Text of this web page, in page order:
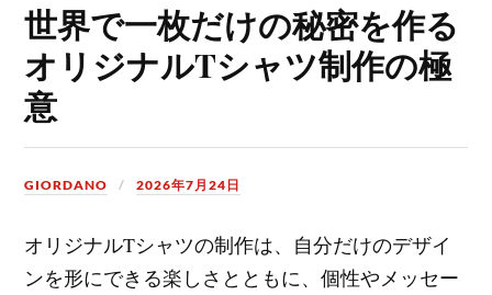
世界で一枚だけの秘密を作る
オリジナルTシャツ制作の極
意
GIORDANO 2026年7月24日
オリジナルTシャツの制作は、自分だけのデザイ
ンを形にできる楽しさとともに、個性やメッセー